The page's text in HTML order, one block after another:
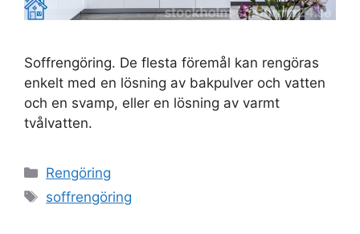
Soffrengöring. De flesta föremål kan rengöras
enkelt med en lösning av bakpulver och vatten
och en svamp, eller en lösning av varmt
tvålvatten.
Kategorier
Rengöring
Etiketter
soffrengöring